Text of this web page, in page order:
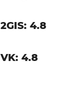
2GIS: 4.8
VK: 4.8